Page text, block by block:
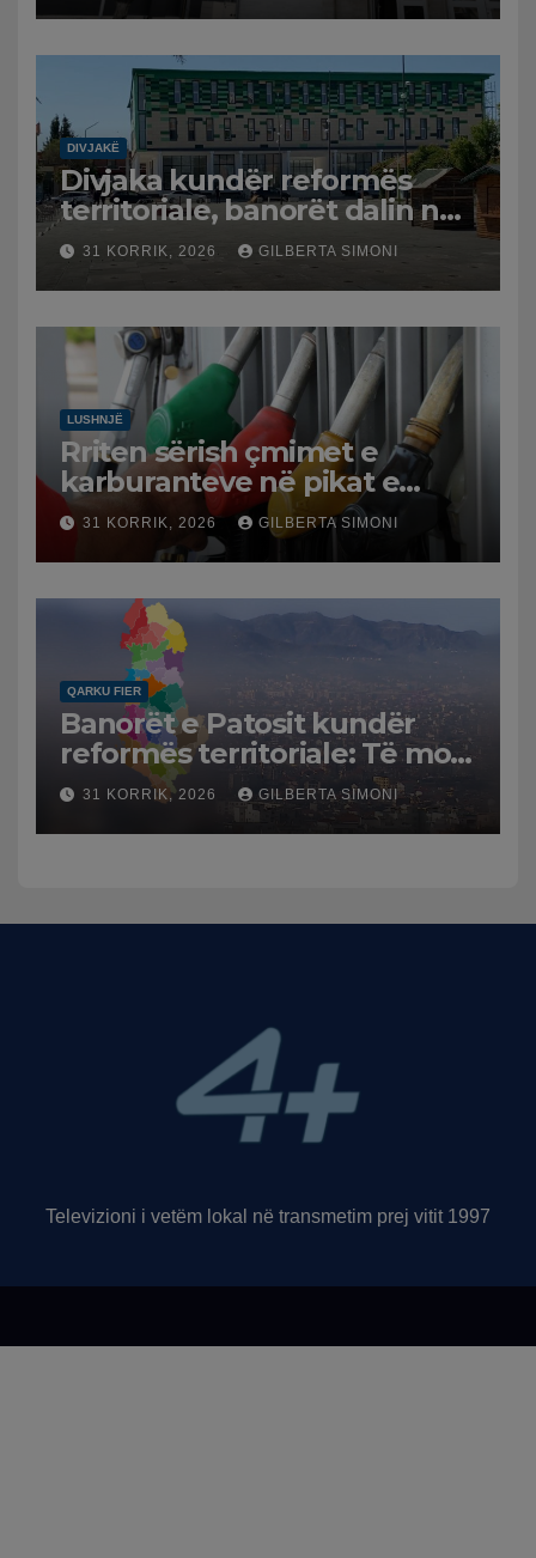
DIVJAKË
Divjaka kundër reformës
territoriale, banorët dalin në
protestë.
31 KORRIK, 2026 GILBERTA SIMONI
LUSHNJË
Rriten sërish çmimet e
karburanteve në pikat e
karburanteve në Lushnjë.
Tensionet në Lindjen e
Mesme shtrenjtojnë naftën
dhe benzinën në vend
31 KORRIK, 2026 GILBERTA SIMONI
QARKU FIER
Banorët e Patosit kundër
reformës territoriale: Të mos
humbasim identitetin e
qytetit
31 KORRIK, 2026 GILBERTA SIMONI
Televizioni i vetëm lokal në transmetim prej vitit 1997